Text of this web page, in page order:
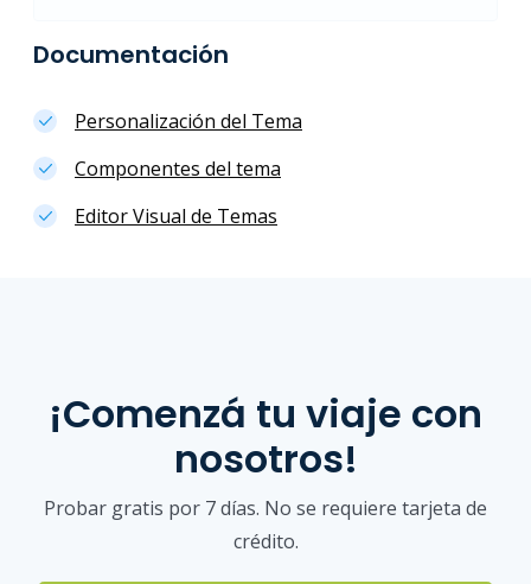
Documentación
Personalización del Tema
Componentes del tema
Editor Visual de Temas
¡Comenzá tu viaje con
nosotros!
Probar gratis por 7 días. No se requiere tarjeta de
crédito.